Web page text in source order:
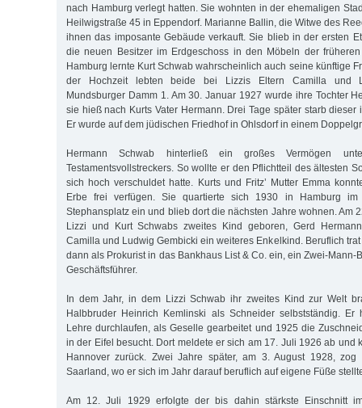
nach Hamburg verlegt hatten. Sie wohnten in der ehemaligen
Heilwigstraße 45 in Eppendorf. Marianne Ballin, die Witwe des
ihnen das imposante Gebäude verkauft. Sie blieb in der ersten
die neuen Besitzer im Erdgeschoss in den Möbeln der
Hamburg lernte Kurt Schwab wahrscheinlich auch seine künftige
der Hochzeit lebten beide bei Lizzis Eltern Camilla und
Mundsburger Damm 1. Am 30. Januar 1927 wurde ihre Tochter
sie hieß nach Kurts Vater Hermann. Drei Tage später starb dieser
Er wurde auf dem jüdischen Friedhof in Ohlsdorf in einem
Hermann Schwab hinterließ ein großes Vermögen
Testamentsvollstreckers. So wollte er den Pflichtteil des ältesten
sich hoch verschuldet hatte. Kurts und Fritz’ Mutter Emma
Erbe frei verfügen. Sie quartierte sich 1930 in Hamburg im
Stephansplatz ein und blieb dort die nächsten Jahre wohnen. Am
Lizzi und Kurt Schwabs zweites Kind geboren, Gerd
Camilla und Ludwig Gembicki ein weiteres Enkelkind. Beruflich trat
dann als Prokurist in das Bankhaus List & Co. ein, ein Zwei-Mann-
Geschäftsführer.
In dem Jahr, in dem Lizzi Schwab ihr zweites Kind zur Welt
Halbbruder Heinrich Kemlinski als Schneider selbstständig.
Lehre durchlaufen, als Geselle gearbeitet und 1925 die
in der Eifel besucht. Dort meldete er sich am 17. Juli 1926 ab und
Hannover zurück. Zwei Jahre später, am 3. August 1928,
Saarland, wo er sich im Jahr darauf beruflich auf eigene Füße
Am 12. Juli 1929 erfolgte der bis dahin stärkste Einschnitt